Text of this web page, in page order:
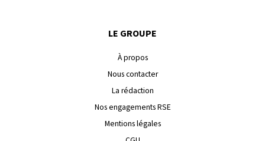
LE GROUPE
À propos
Nous contacter
La rédaction
Nos engagements RSE
Mentions légales